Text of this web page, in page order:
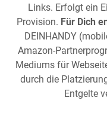
Links. Erfolgt ein
Provision. Für Dich
DEINHANDY
Amazon-
Mediums für
durch die
Entgelte